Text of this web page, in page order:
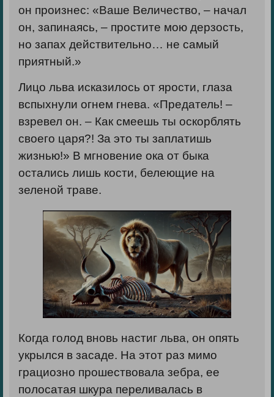
он произнес: «Ваше Величество, – начал
он, запинаясь, – простите мою дерзость,
но запах действительно… не самый
приятный.»
Лицо льва исказилось от ярости, глаза
вспыхнули огнем гнева. «Предатель! –
взревел он. – Как смеешь ты оскорблять
своего царя?! За это ты заплатишь
жизнью!» В мгновение ока от быка
остались лишь кости, белеющие на
зеленой траве.
Когда голод вновь настиг льва, он опять
укрылся в засаде. На этот раз мимо
грациозно прошествовала зебра, ее
полосатая шкура переливалась в